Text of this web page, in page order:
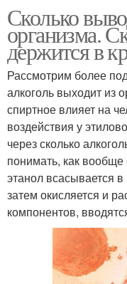
Сколько
организма.
держится в
Рассмотрим более
алкоголь выходит из
спиртное влияет на
воздействия у
через сколько
понимать, как вообще
этанол всасывается
затем окисляется и
компонентов,